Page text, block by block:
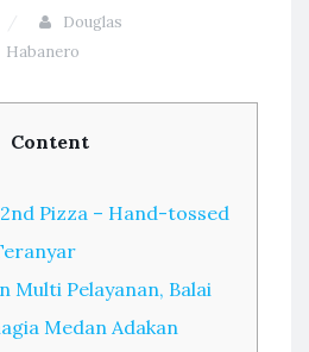
Douglas
Habanero
Content
Pizza – Hand-tossed
Multi Pelayanan, Balai
Medan Adakan